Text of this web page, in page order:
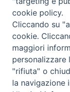
Coordinamento
COPYRIGHT
cookie policy.
Cliccando su
cookie.
maggiori
personalizzare
"rifiuta" o
la navigazione